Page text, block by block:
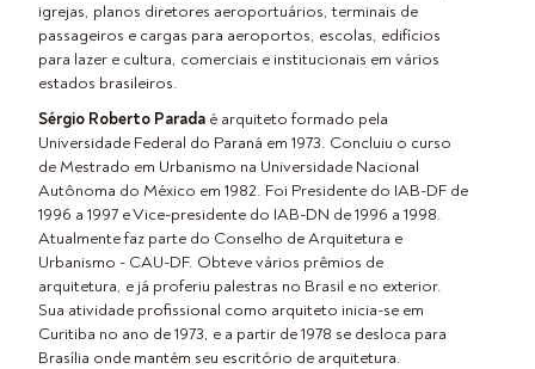
igrejas, planos diretores aeroportuários, terminais de
passageiros e cargas para aeroportos, escolas, edifícios
para lazer e cultura, comerciais e institucionais em vários
estados brasileiros.
Sérgio Roberto Parada é arquiteto formado pela
Universidade Federal do Paraná em 1973. Concluiu o curso
de Mestrado em Urbanismo na Universidade Nacional
Autônoma do México em 1982. Foi Presidente do IAB-DF de
1996 a 1997 e Vice-presidente do IAB-DN de 1996 a 1998.
Atualmente faz parte do Conselho de Arquitetura e
Urbanismo - CAU-DF. Obteve vários prêmios de
arquitetura, e já proferiu palestras no Brasil e no exterior.
Sua atividade profissional como arquiteto inicia-se em
Curitiba no ano de 1973, e a partir de 1978 se desloca para
Brasília onde mantém seu escritório de arquitetura.